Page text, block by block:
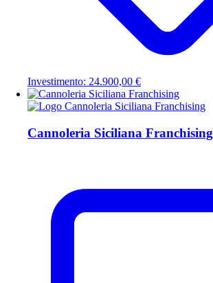
Investimento: 24.900,00 €
Cannoleria Siciliana Franchising